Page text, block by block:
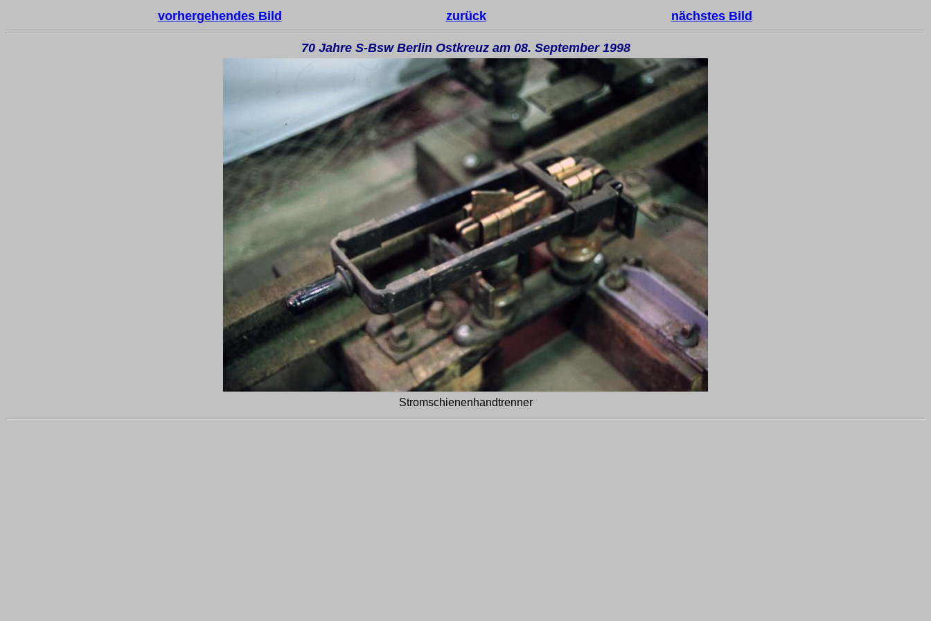
vorhergehendes Bild zurück nächstes Bild
70 Jahre S-Bsw Berlin Ostkreuz am 08. September 1998
Stromschienenhandtrenner